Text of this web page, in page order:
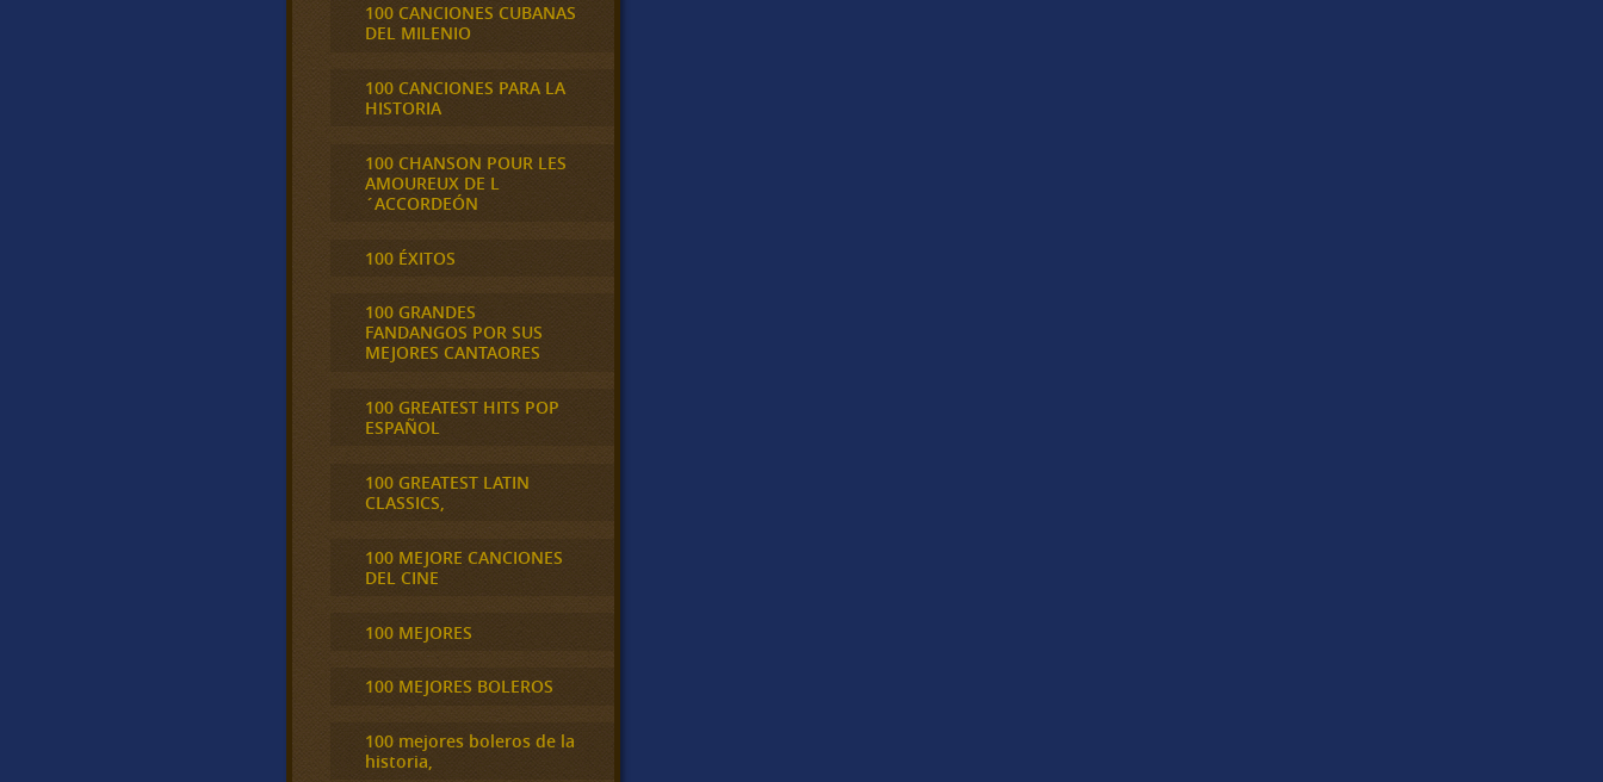
100 CANCIONES CUBANAS
DEL MILENIO
100 CANCIONES PARA LA
HISTORIA
100 CHANSON POUR LES
AMOUREUX DE L
´ACCORDEÓN
100 ÉXITOS
100 GRANDES
FANDANGOS POR SUS
MEJORES CANTAORES
100 GREATEST HITS POP
ESPAÑOL
100 GREATEST LATIN
CLASSICS,
100 MEJORE CANCIONES
DEL CINE
100 MEJORES
100 MEJORES BOLEROS
100 mejores boleros de la
historia,